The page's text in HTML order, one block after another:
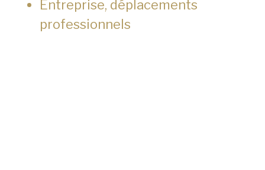
Entreprise, déplacements
professionnels